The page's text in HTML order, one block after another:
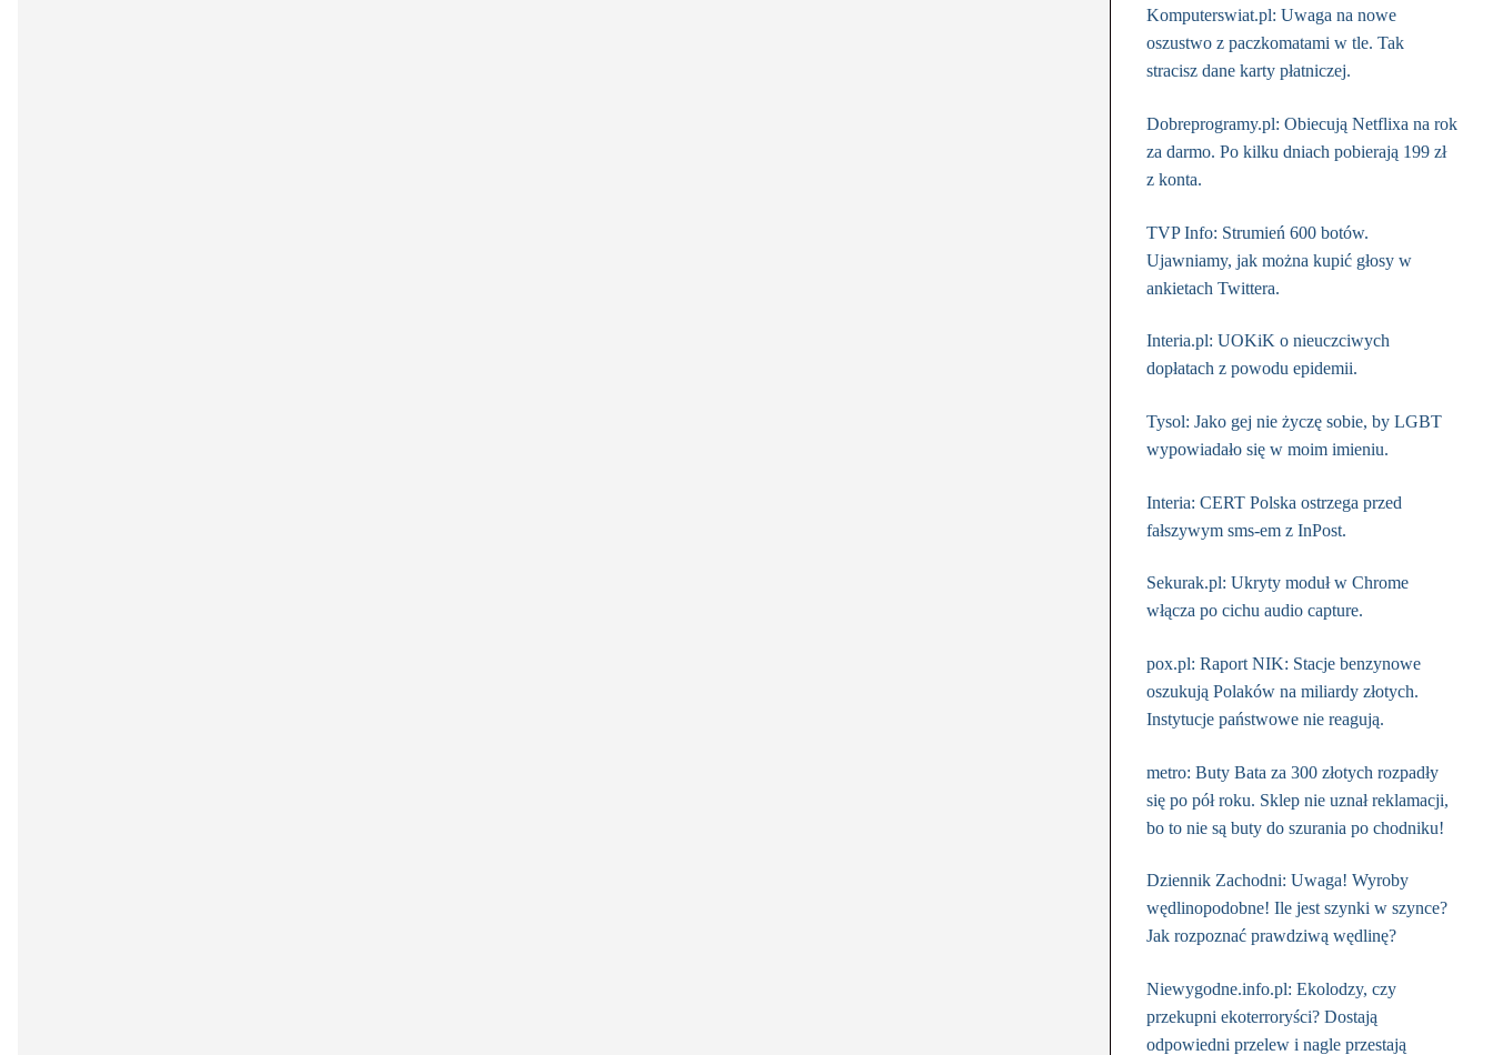
Komputerswiat.pl: Uwaga na nowe
oszustwo z paczkomatami w tle. Tak
stracisz dane karty płatniczej.
Dobreprogramy.pl: Obiecują Netflixa na rok
za darmo. Po kilku dniach pobierają 199 zł
z konta.
TVP Info: Strumień 600 botów.
Ujawniamy, jak można kupić głosy w
ankietach Twittera.
Interia.pl: UOKiK o nieuczciwych
dopłatach z powodu epidemii.
Tysol: Jako gej nie życzę sobie, by LGBT
wypowiadało się w moim imieniu.
Interia: CERT Polska ostrzega przed
fałszywym sms-em z InPost.
Sekurak.pl: Ukryty moduł w Chrome
włącza po cichu audio capture.
pox.pl: Raport NIK: Stacje benzynowe
oszukują Polaków na miliardy złotych.
Instytucje państwowe nie reagują.
metro: Buty Bata za 300 złotych rozpadły
się po pół roku. Sklep nie uznał reklamacji,
bo to nie są buty do szurania po chodniku!
Dziennik Zachodni: Uwaga! Wyroby
wędlinopodobne! Ile jest szynki w szynce?
Jak rozpoznać prawdziwą wędlinę?
Niewygodne.info.pl: Ekolodzy, czy
przekupni ekoterroryści? Dostają
odpowiedni przelew i nagle przestają